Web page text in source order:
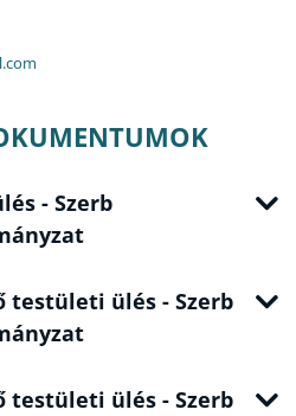
- Szerb
testületi ülés - Szerb
testületi ülés - Szerb